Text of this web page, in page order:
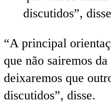
discutidos”,
“A principal
que não sairemos
deixaremos que
discutidos”, disse.